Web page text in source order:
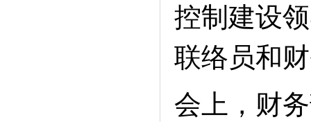
控制建设
联络员和
会上，财